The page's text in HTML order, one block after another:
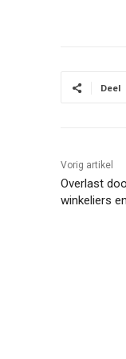
Deel
Vorig artikel
Overlast
winkeliers